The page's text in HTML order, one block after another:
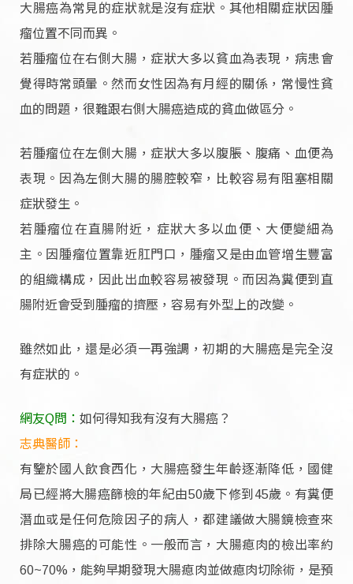
大腸癌為常見的症狀就是沒有症狀。其他相關症狀因腫
瘤位置不同而異。
若腫瘤位在右側大腸，症狀大多以貧血為表現，病患會
覺得時常頭暈。然而女性因為有月經的關係，常慢性貧
血的問題，很難跟右側大腸癌造成的貧血做區分。
若腫瘤位在左側大腸，症狀大多以腹脹、腹痛、血便為
表現。因為左側大腸的腸腔較窄，比較容易有阻塞相關
症狀發生。
若腫瘤位在直腸附近，症狀大多以血便、大便變細為
主。因腫瘤位置靠近肛門口，腫瘤又是由血管增生豐富
的組織構成，因此出血較容易被發現。而因為糞便到直
腸附近會受到腫瘤的擠壓，容易有外型上的改變。
雖然如此，還是必須一再強調，初期的大腸癌是完全沒
有症狀的。
網友Q問：如何得知我有沒有大腸癌？
志典醫師：
有鑒於國人飲食西化，大腸癌發生年齡逐漸降低，國健
局已經將大腸癌篩檢的年紀由50歲下修到45歲。有糞便
潛血或是任何危險因子的病人，都建議做大腸鏡檢查來
排除大腸癌的可能性。一般而言，大腸瘜肉的檢出率約
60~70%，能夠早期發現大腸瘜肉並做瘜肉切除術，是預